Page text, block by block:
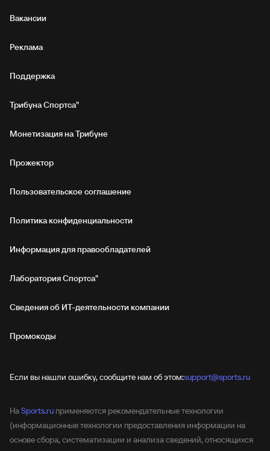
Вакансии
Реклама
Поддержка
Трибуна Спортса"
Монетизация на Трибуне
Прожектор
Пользовательское соглашение
Политика конфиденциальности
Информация для правообладателей
Лаборатория Спортса"
Сведения об ИТ‑деятельности компании
Промокоды
Если вы нашли ошибку, сообщите нам об этом:support@sports.ru
НаSports.ru применяются рекомендательные технологии
(информационные технологии предоставления информации на
основе сбора, систематизации и анализа сведений, относящихся